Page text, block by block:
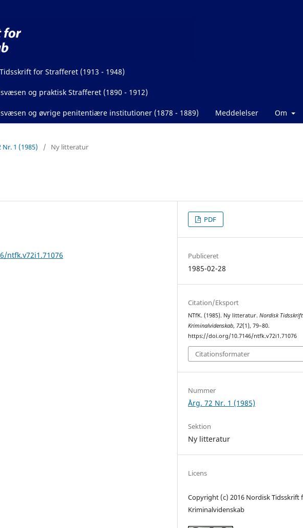
for Strafferet (1913 - 1948)
og praktisk Strafferet (1890 - 1912)
og øvrige penitentiære institutioner (1878 - 1889) Meddelelser Om
Nr. 1 (1985) / Ny litteratur
ntfk.v72i1.71076
PDF
Publiceret
1985-02-28
Citation/Eksport
NTfK. (1985). Ny litteratur.Nordisk
Kriminalvidenskab, 72(1), 79–80.
https://doi.org/10.7146/ntfk.v72i1.71076
Citationsformater
Nummer
Årg. 72 Nr. 1 (1985)
Sektion
Ny litteratur
Licens
Copyright (c) 2016 Nordisk Tidsskrift
Kriminalvidenskab